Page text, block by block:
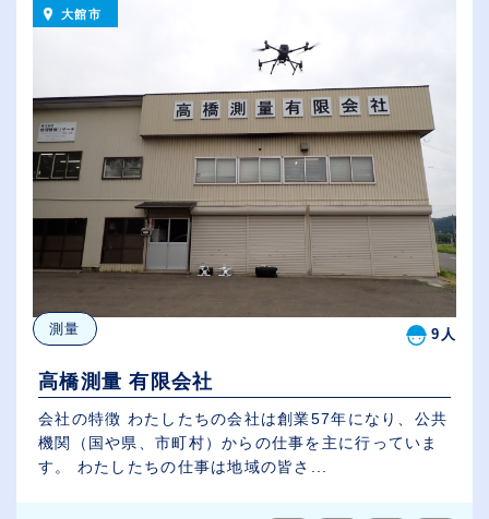
大館市
測量 9人
高橋測量 有限会社
会社の特徴 わたしたちの会社は創業57年になり、公共
機関（国や県、市町村）からの仕事を主に行っていま
す。 わたしたちの仕事は地域の皆さ...